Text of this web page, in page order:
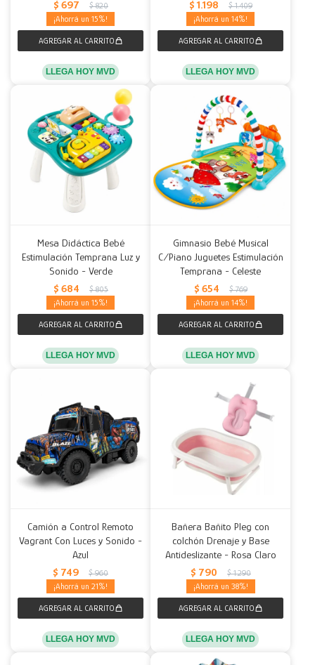
$ 697 $ 820
15
LLEGA HOY MVD
$ 1.198 $ 1.409
14
LLEGA HOY MVD
Mesa Didáctica Bebé
Estimulación Temprana Luz y
Sonido - Verde
$ 684 $ 805
15
LLEGA HOY MVD
Gimnasio Bebé Musical
C/Piano Juguetes Estimulación
Temprana - Celeste
$ 654 $ 769
14
LLEGA HOY MVD
Camión a Control Remoto
Vagrant Con Luces y Sonido -
Azul
$ 749 $ 960
21
LLEGA HOY MVD
Bañera Bañito Pleg con
colchón Drenaje y Base
Antideslizante - Rosa Claro
$ 790 $ 1.290
38
LLEGA HOY MVD